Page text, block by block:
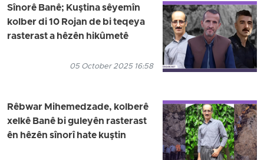
Sînorê Banê; Kuştina sêyemîn
kolber di 10 Rojan de bi teqeya
rasterast a hêzên hikûmetê
05 October 2025 16:58
Rêbwar Mihemedzade, kolberê
xelkê Banê bi guleyên rasterast
ên hêzên sînorî hate kuştin